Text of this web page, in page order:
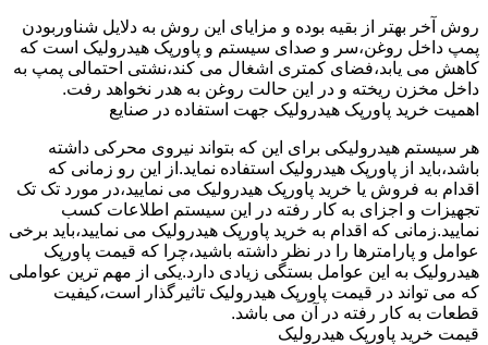
روش آخر بهتر از بقیه بوده و مزایای این روش به دلایل شناوربودن
پمپ داخل روغن،سر و صدای سیستم و پاورپک هیدرولیک است که
کاهش می یابد،فضای کمتری اشغال می کند،نشتی احتمالی پمپ به
داخل مخزن ریخته و در این حالت روغن به هدر نخواهد رفت.
اهمیت خرید پاورپک هیدرولیک جهت استفاده در صنایع
هر سیستم هیدرولیکی برای این که بتواند نیروی محرکی داشته
باشد،باید از پاورپک هیدرولیک استفاده نماید.از این رو زمانی که
اقدام به فروش یا خرید پاورپک هیدرولیک می نمایید،در مورد تک تک
تجهیزات و اجزای به کار رفته در این سیستم اطلاعات کسب
نمایید.زمانی که اقدام به خرید پاورپک هیدرولیک می نمایید،باید برخی
عوامل و پارامترها را در نظر داشته باشید،چرا که قیمت پاورپک
هیدرولیک به این عوامل بستگی زیادی دارد.یکی از مهم ترین عواملی
که می تواند در قیمت پاورپک هیدرولیک تاثیرگذار است،کیفیت
قطعات به کار رفته در آن می باشد.
قیمت خرید پاورپک هیدرولیک